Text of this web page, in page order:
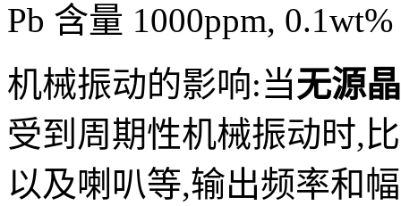
Pb 含量 1000ppm,
机械振动的影响:当无源
受到周期性机械振动时,
以及喇叭等,输出频率和